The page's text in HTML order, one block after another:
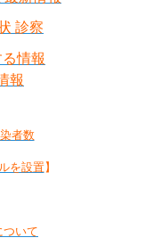
診察
情報
報
者数
を設置】
ついて